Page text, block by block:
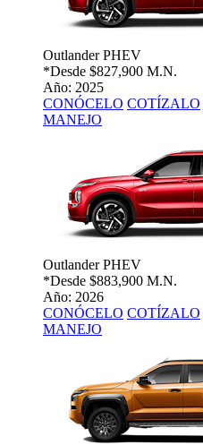
Outlander PHEV
*Desde $827,900 M.N.
Año: 2025
CONÓCELO COTÍZALO
MANEJO
Outlander PHEV
*Desde $883,900 M.N.
Año: 2026
CONÓCELO COTÍZALO
MANEJO